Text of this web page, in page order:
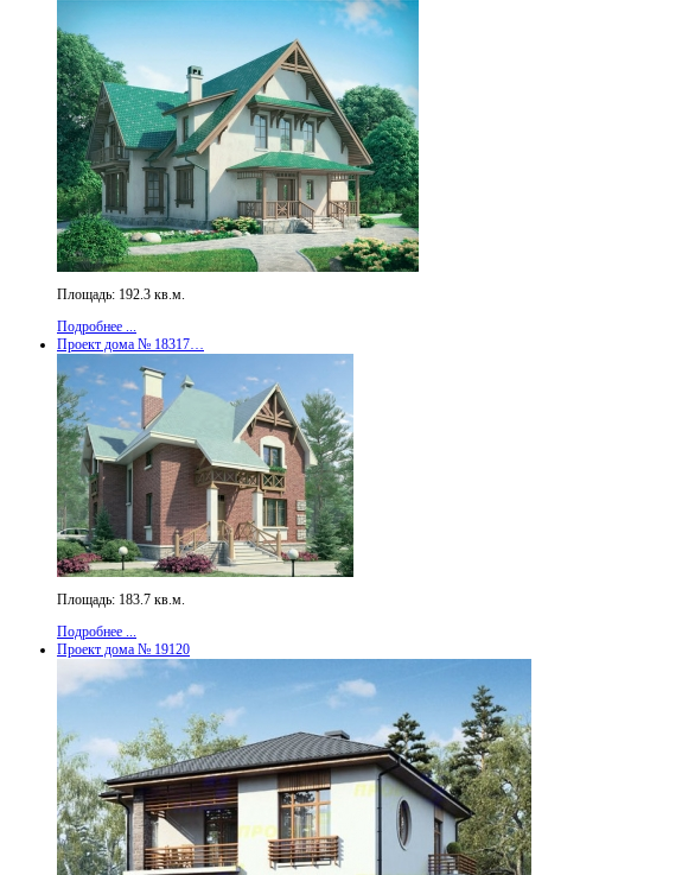
Площадь: 192.3 кв.м.
Подробнее ...
Проект дома № 18317…
Площадь: 183.7 кв.м.
Подробнее ...
Проект дома № 19120